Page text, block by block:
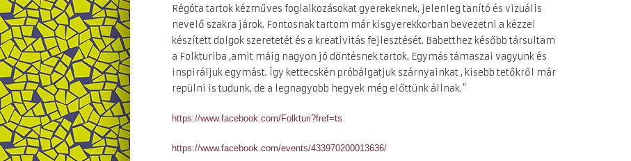
Régóta tartok kézműves foglalkozásokat gyerekeknek, jelenleg tanító és vizuális
nevelő szakra járok. Fontosnak tartom már kisgyerekkorban bevezetni a kézzel
készített dolgok szeretetét és a kreativitás fejlesztését. Babetthez később társultam
a Folkturiba ,amit máig nagyon jó döntésnek tartok. Egymás támaszai vagyunk és
inspiráljuk egymást. Így kettecskén próbálgatjuk szárnyainkat , kisebb tetőkről már
repülni is tudunk, de a legnagyobb hegyek még előttünk állnak.”
https://www.facebook.com/Folkturi?fref=ts
https://www.facebook.com/events/433970200013636/